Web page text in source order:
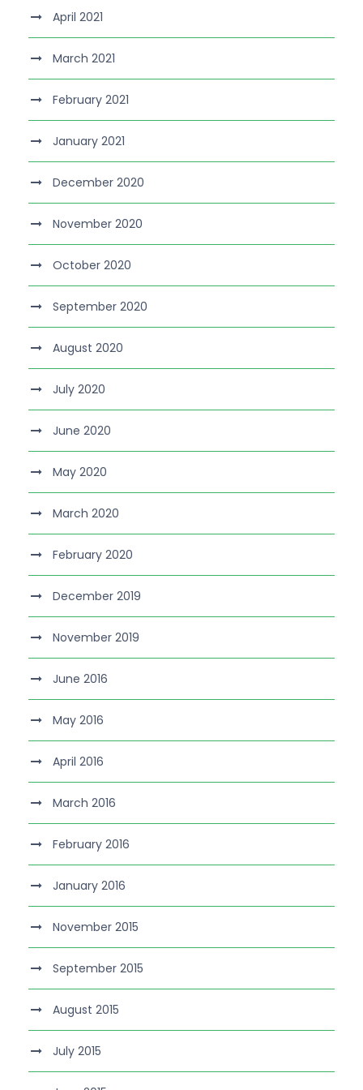
April 2021
March 2021
February 2021
January 2021
December 2020
November 2020
October 2020
September 2020
August 2020
July 2020
June 2020
May 2020
March 2020
February 2020
December 2019
November 2019
June 2016
May 2016
April 2016
March 2016
February 2016
January 2016
November 2015
September 2015
August 2015
July 2015